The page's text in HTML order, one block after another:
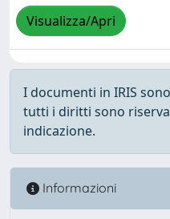
Visualizza/Apri
I documenti in IRIS
tutti i diritti sono
indicazione.
Informazioni